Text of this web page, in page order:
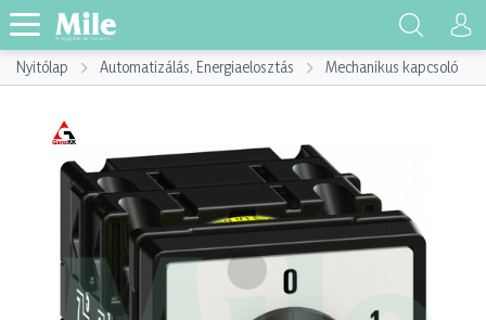
Nyitólap Automatizálás, Energiaelosztás Mechanikus kapcsoló